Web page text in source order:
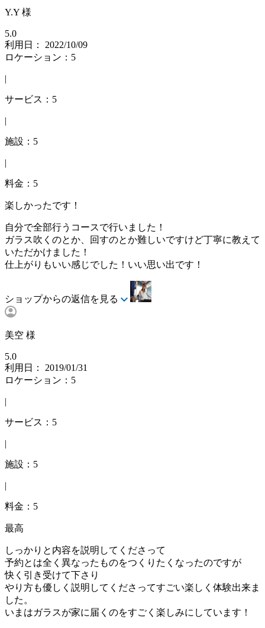
Y.Y 様
5.0
利用日： 2022/10/09
ロケーション：5
|
サービス：5
|
施設：5
|
料金：5
楽しかったです！
自分で全部行うコースで行いました！
ガラス吹くのとか、回すのとか難しいですけど丁寧に教えて
いただかけました！
仕上がりもいい感じでした！いい思い出です！
ショップからの返信を見る
美空 様
5.0
利用日： 2019/01/31
ロケーション：5
|
サービス：5
|
施設：5
|
料金：5
最高
しっかりと内容を説明してくださって
予約とは全く異なったものをつくりたくなったのですが
快く引き受けて下さり
やり方も優しく説明してくださってすごい楽しく体験出来ま
した。
いまはガラスが家に届くのをすごく楽しみにしています！